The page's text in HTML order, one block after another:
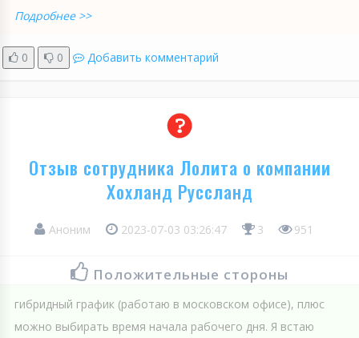
Подробнее >>
0 0 Добавить комментарий
Отзыв сотрудника Лолита о компании
Хохланд Руссланд
Аноним 2023-07-03 03:26:47 3 951
Положительные стороны
гибридный график (работаю в московском офисе), плюс
можно выбирать время начала рабочего дня. Я встаю